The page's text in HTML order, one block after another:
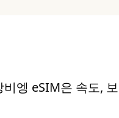
엥 eSIM은 속도,